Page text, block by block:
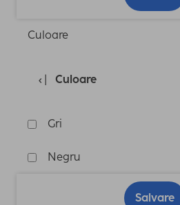
Culoare
Culoare
Gri
Negru
Salvare